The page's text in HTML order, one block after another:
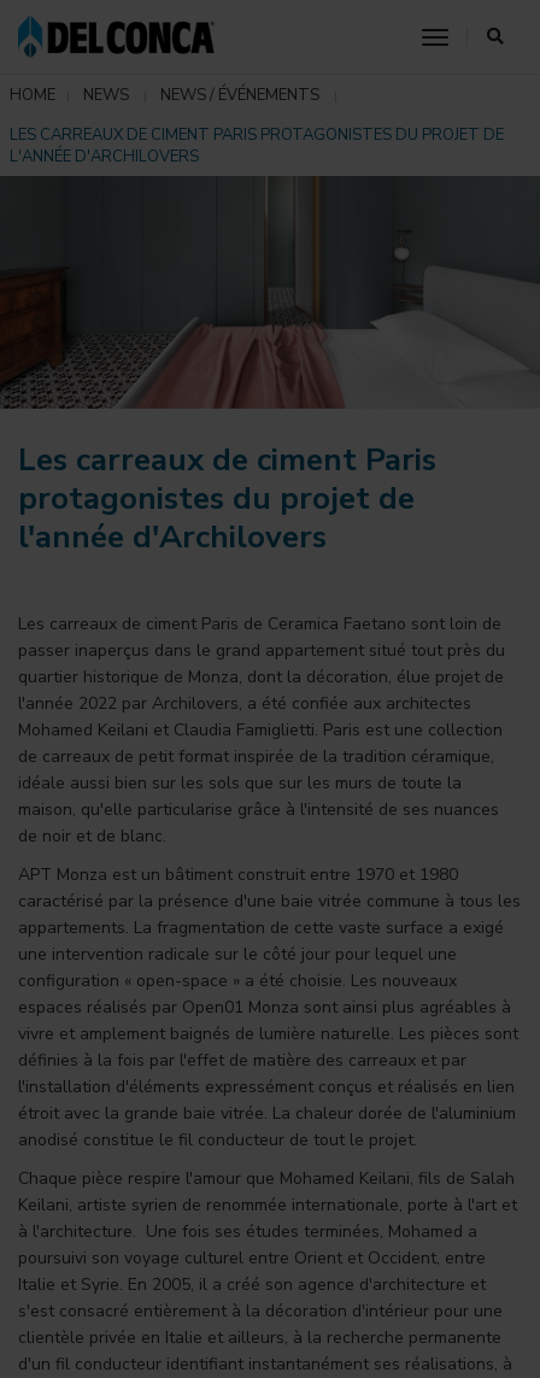
toggle
HOME NEWS
NEWS / ÉVÉNEMENTS
LES CARREAUX DE CIMENT PARIS PROTAGONISTES DU PROJET DE
L'ANNÉE D'ARCHILOVERS
Les carreaux de ciment Paris
protagonistes du projet de
l'année d'Archilovers
Les carreaux de ciment Paris de Ceramica Faetano sont loin de
passer inaperçus dans le grand appartement situé tout près du
quartier historique de Monza, dont la décoration, élue projet de
l'année 2022 par Archilovers, a été confiée aux architectes
Mohamed Keilani et Claudia Famiglietti. Paris est une collection
de carreaux de petit format inspirée de la tradition céramique,
idéale aussi bien sur les sols que sur les murs de toute la
maison, qu'elle particularise grâce à l'intensité de ses nuances
de noir et de blanc.
APT Monza est un bâtiment construit entre 1970 et 1980
caractérisé par la présence d'une baie vitrée commune à tous les
appartements. La fragmentation de cette vaste surface a exigé
une intervention radicale sur le côté jour pour lequel une
configuration « open-space » a été choisie. Les nouveaux
espaces réalisés par Open01 Monza sont ainsi plus agréables à
vivre et amplement baignés de lumière naturelle. Les pièces sont
définies à la fois par l'effet de matière des carreaux et par
l'installation d'éléments expressément conçus et réalisés en lien
étroit avec la grande baie vitrée. La chaleur dorée de l'aluminium
anodisé constitue le fil conducteur de tout le projet.
Chaque pièce respire l'amour que Mohamed Keilani, fils de Salah
Keilani, artiste syrien de renommée internationale, porte à l'art et
à l'architecture. Une fois ses études terminées, Mohamed a
poursuivi son voyage culturel entre Orient et Occident, entre
Italie et Syrie. En 2005, il a créé son agence d'architecture et
s'est consacré entièrement à la décoration d'intérieur pour une
clientèle privée en Italie et ailleurs, à la recherche permanente
d'un fil conducteur identifiant instantanément ses réalisations, à